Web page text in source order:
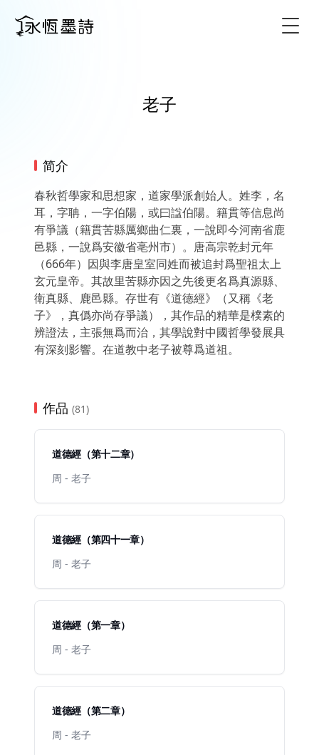
老子
简介
春秋哲學家和思想家，道家學派創始人。姓李，名
耳，字聃，一字伯陽，或曰諡伯陽。籍貫等信息尚
有爭議（籍貫苦縣厲鄉曲仁裏，一說即今河南省鹿
邑縣，一說爲安徽省亳州市）。唐高宗乾封元年
（666年）因與李唐皇室同姓而被追封爲聖祖太上
玄元皇帝。其故里苦縣亦因之先後更名爲真源縣、
衛真縣、鹿邑縣。存世有《道德經》（又稱《老
子》，真僞亦尚存爭議），其作品的精華是樸素的
辨證法，主張無爲而治，其學說對中國哲學發展具
有深刻影響。在道教中老子被尊爲道祖。
作品 (81)
道德經（第十二章）
周 - 老子
道德經（第四十一章）
周 - 老子
道德經（第一章）
周 - 老子
道德經（第二章）
周 - 老子